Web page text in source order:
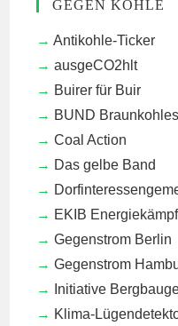
GEGEN KOHLE
Antikohle-Ticker
ausgeCO2hlt
Buirer für Buir
BUND
Coal Action
Das gelbe Band
EKIB
Gegenstrom Berlin
Gegenstrom
Initiative
Klima-